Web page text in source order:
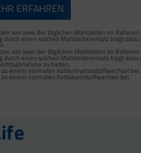
ERFAHREN
von zwei der täglichen Mahlzeiten im
durch einen solchen Mahlzeitenersatz trägt dazu
von zwei der täglichen Mahlzeiten im
durch einen solchen Mahlzeitenersatz trägt dazu
zu halten.
einem normalen Kohlenhydratstoffwechsel bei.
einem normalen Fettsäurestoffwechsel bei.
von zwei der täglichen Mahlzeiten im Rahmen
durch einen solchen Mahlzeitenersatz trägt dazu
von zwei der täglichen Mahlzeiten im Rahmen
durch einen solchen Mahlzeitenersatz trägt dazu
zu halten.